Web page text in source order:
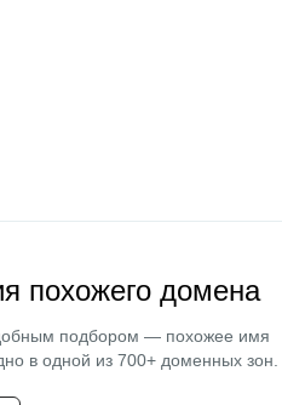
похожего домена
подбором — похожее имя
в одной из 700+ доменных зон.